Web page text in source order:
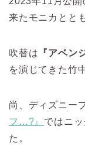
来たモニカとと
吹替は 『アベン
を演じてきた竹
尚、ディズニー
フ…?』 ではニ
た。